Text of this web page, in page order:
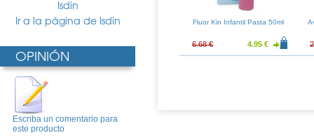
Isdin
Ir a la página de Isdin
OPINIÓN
Escriba un comentario para
este producto
Plus
Vitis Cepillo Suave Access Fluor Kin Infantil Pasta 50ml
6.68 € 4.95 €